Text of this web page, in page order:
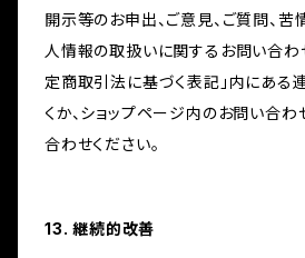
開示等のお申出、ご意見、ご質問、
人情報の取扱いに関するお問い合わ
定商取引法に基づく表記」内にある
くか、ショップページ内のお問い合わ
合わせください。
13. 継続的改善